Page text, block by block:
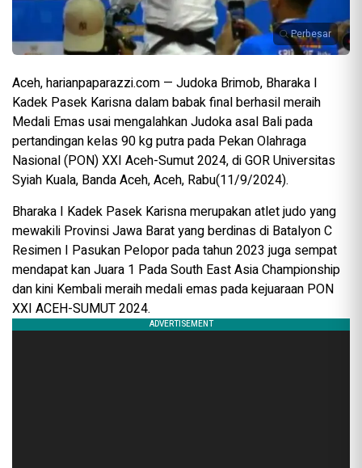
Perbesar
Aceh, harianpaparazzi.com — Judoka Brimob, Bharaka I
Kadek Pasek Karisna dalam babak final berhasil meraih
Medali Emas usai mengalahkan Judoka asal Bali pada
pertandingan kelas 90 kg putra pada Pekan Olahraga
Nasional (PON) XXI Aceh-Sumut 2024, di GOR Universitas
Syiah Kuala, Banda Aceh, Aceh, Rabu(11/9/2024).
Bharaka I Kadek Pasek Karisna merupakan atlet judo yang
mewakili Provinsi Jawa Barat yang berdinas di Batalyon C
Resimen I Pasukan Pelopor pada tahun 2023 juga sempat
mendapat kan Juara 1 Pada South East Asia Championship
dan kini Kembali meraih medali emas pada kejuaraan PON
XXI ACEH-SUMUT 2024.